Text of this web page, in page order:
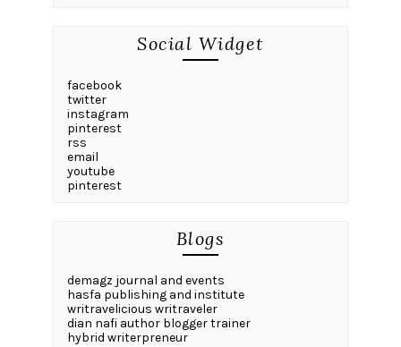
Social Widget
facebook
twitter
instagram
pinterest
rss
email
youtube
pinterest
Blogs
demagz journal and events
hasfa publishing and institute
writravelicious writraveler
dian nafi author blogger trainer
hybrid writerpreneur